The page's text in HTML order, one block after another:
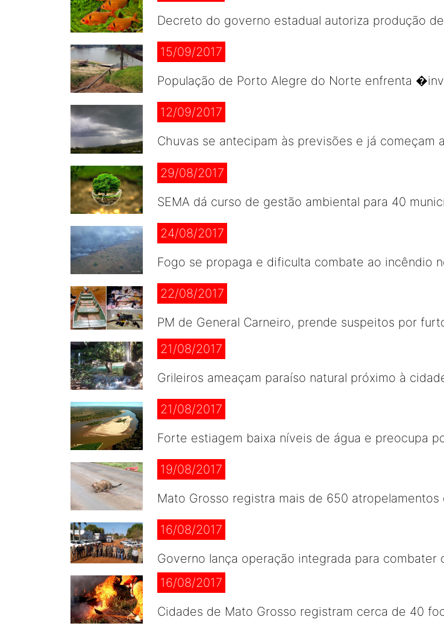
Decreto do governo estadual autoriza produção
15/09/2017
População de Porto Alegre do Norte enfrenta
12/09/2017
Chuvas se antecipam às previsões e já começam
29/08/2017
SEMA dá curso de gestão ambiental para 40
24/08/2017
Fogo se propaga e dificulta combate ao incêndio
22/08/2017
PM de General Carneiro, prende suspeitos por
21/08/2017
Grileiros ameaçam paraíso natural próximo à
21/08/2017
Forte estiagem baixa níveis de água e preocupa
19/08/2017
Mato Grosso registra mais de 650 atropelamentos
16/08/2017
Governo lança operação integrada para combater
16/08/2017
Cidades de Mato Grosso registram cerca de 40